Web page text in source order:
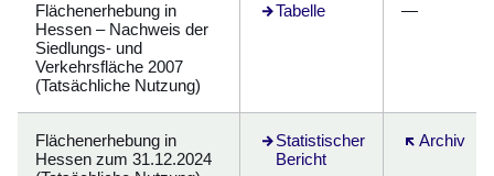
Flächenerhebung in
Hessen – Nachweis der
Siedlungs- und
Verkehrsfläche 2007
(Tatsächliche Nutzung)
Tabelle
Öffnet sich in einem neuen
—
Flächenerhebung in
Hessen zum 31.12.2024
Statistischer
Bericht
Archiv
Öffnet sich